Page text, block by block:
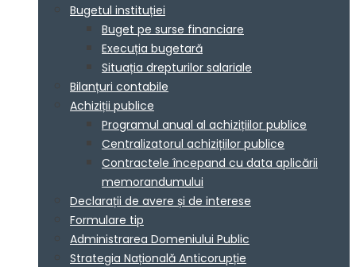
Bugetul instituției
Buget pe surse financiare
Execuția bugetară
Situația drepturilor salariale
Bilanțuri contabile
Achiziții publice
Programul anual al achizițiilor publice
Centralizatorul achizițiilor publice
Contractele începand cu data aplicării
memorandumului
Declarații de avere și de interese
Formulare tip
Administrarea Domeniului Public
Strategia Națională Anticorupție